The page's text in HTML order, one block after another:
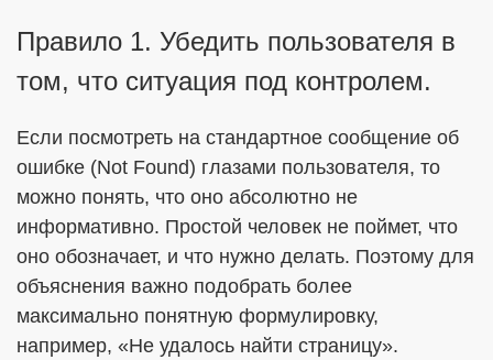
Правило 1. Убедить пользователя в
том, что ситуация под контролем.
Если посмотреть на стандартное сообщение об
ошибке (Not Found) глазами пользователя, то
можно понять, что оно абсолютно не
информативно. Простой человек не поймет, что
оно обозначает, и что нужно делать. Поэтому для
объяснения важно подобрать более
максимально понятную формулировку,
например, «Не удалось найти страницу».